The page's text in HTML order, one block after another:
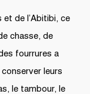
et de l’Abitibi, ce
chasse, de
fourrures a
leurs
le tambour, le